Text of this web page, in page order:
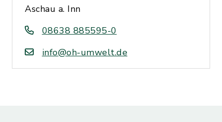
Aschau a. Inn
08638 885595-0
info@oh-umwelt.de